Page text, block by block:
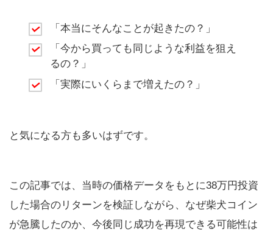
「本当にそんなことが起きたの？」
「今から買っても同じような利益を狙え
るの？」
「実際にいくらまで増えたの？」
と気になる方も多いはずです。
この記事では、当時の価格データをもとに38万円投資
した場合のリターンを検証しながら、なぜ柴犬コイン
が急騰したのか、今後同じ成功を再現できる可能性は